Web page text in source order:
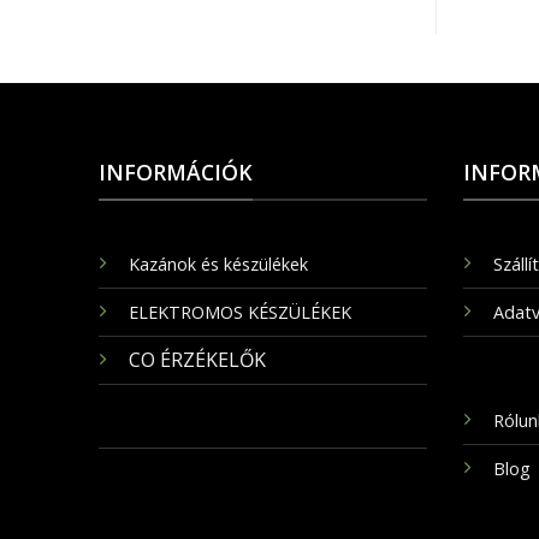
INFORMÁCIÓK
Kazánok és készülékek
ELEKTROMOS KÉSZÜLÉKEK
CO ÉRZÉKELŐK
Blog